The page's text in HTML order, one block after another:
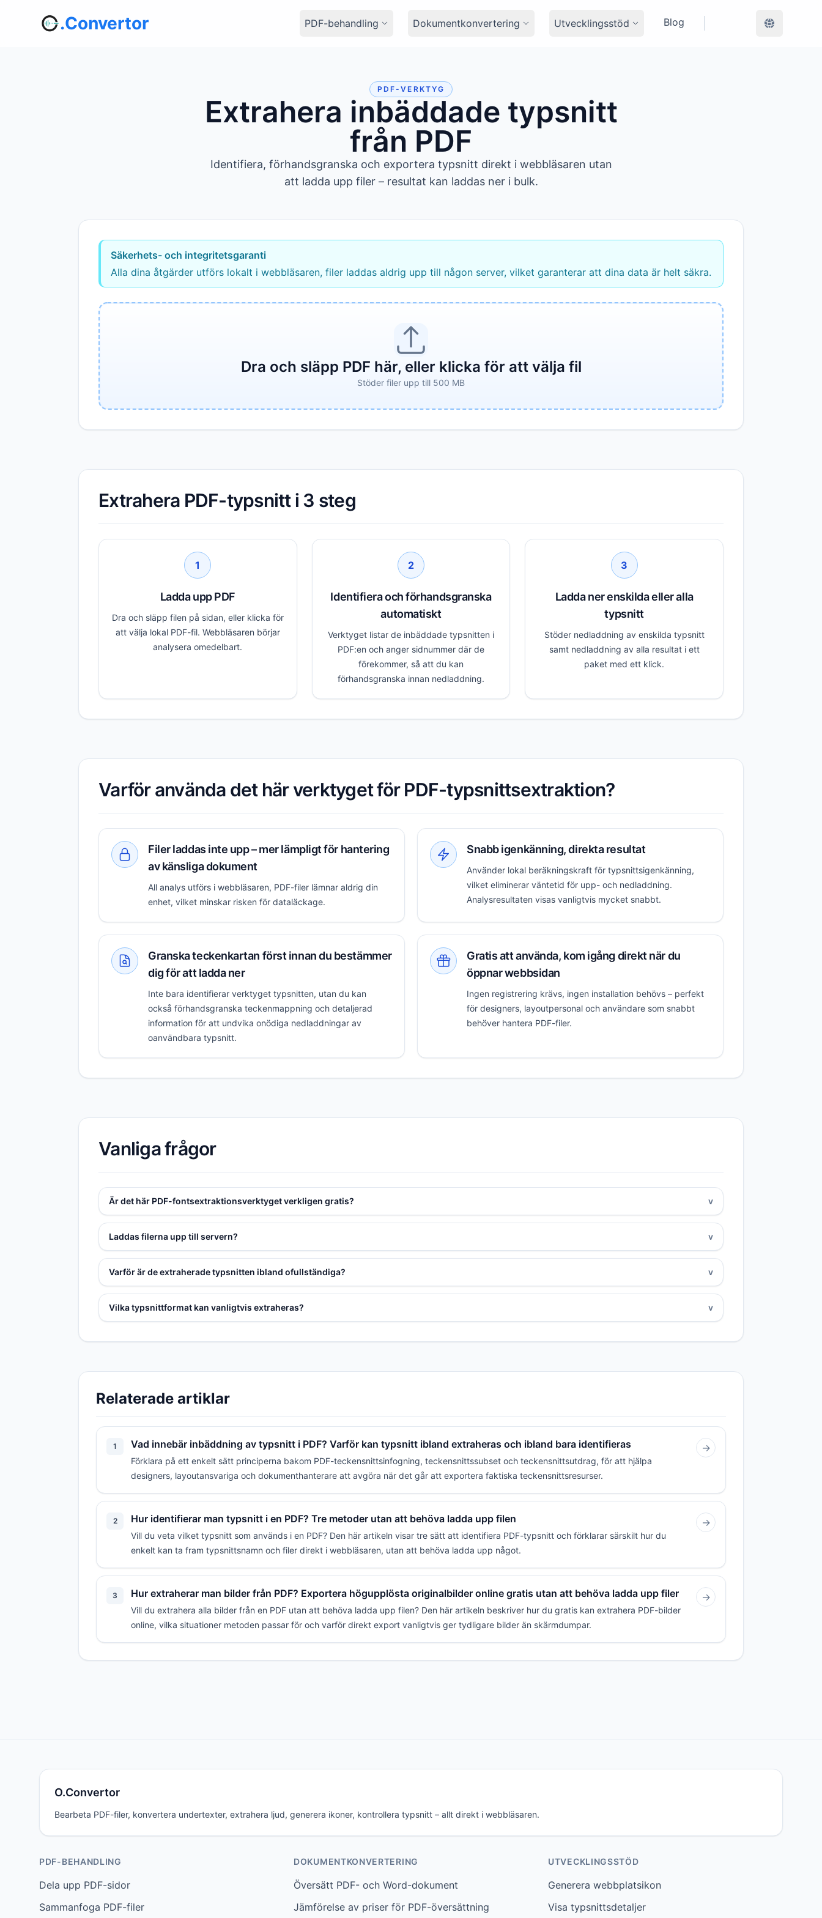
.Convertor PDF-behandling Dokumentkonvertering Utvecklingsstöd Blog
PDF-VERKTYG
Extrahera inbäddade typsnitt
från PDF
Identifiera, förhandsgranska och exportera typsnitt direkt i webbläsaren utan
att ladda upp filer – resultat kan laddas ner i bulk.
Säkerhets- och integritetsgaranti
Alla dina åtgärder utförs lokalt i webbläsaren, filer laddas aldrig upp till någon server, vilket garanterar att dina data är helt säkra.
Dra och släpp PDF här, eller klicka för att välja fil
Stöder filer upp till 500 MB
Extrahera PDF-typsnitt i 3 steg
1
Ladda upp PDF
Dra och släpp filen på sidan, eller klicka för
att välja lokal PDF-fil. Webbläsaren börjar
analysera omedelbart.
2
Identifiera och förhandsgranska
automatiskt
Verktyget listar de inbäddade typsnitten i
PDF:en och anger sidnummer där de
förekommer, så att du kan
förhandsgranska innan nedladdning.
3
Ladda ner enskilda eller alla
typsnitt
Stöder nedladdning av enskilda typsnitt
samt nedladdning av alla resultat i ett
paket med ett klick.
Varför använda det här verktyget för PDF-typsnittsextraktion?
Filer laddas inte upp – mer lämpligt för hantering
av känsliga dokument
All analys utförs i webbläsaren, PDF-filer lämnar aldrig din
enhet, vilket minskar risken för dataläckage.
Snabb igenkänning, direkta resultat
Använder lokal beräkningskraft för typsnittsigenkänning,
vilket eliminerar väntetid för upp- och nedladdning.
Analysresultaten visas vanligtvis mycket snabbt.
Granska teckenkartan först innan du bestämmer
dig för att ladda ner
Inte bara identifierar verktyget typsnitten, utan du kan
också förhandsgranska teckenmappning och detaljerad
information för att undvika onödiga nedladdningar av
oanvändbara typsnitt.
Gratis att använda, kom igång direkt när du
öppnar webbsidan
Ingen registrering krävs, ingen installation behövs – perfekt
för designers, layoutpersonal och användare som snabbt
behöver hantera PDF-filer.
Vanliga frågor
Är det här PDF-fontsextraktionsverktyget verkligen gratis? v
Laddas filerna upp till servern? v
Varför är de extraherade typsnitten ibland ofullständiga? v
Vilka typsnittformat kan vanligtvis extraheras? v
Relaterade artiklar
1 Vad innebär inbäddning av typsnitt i PDF? Varför kan typsnitt ibland extraheras och ibland bara identifieras
Förklara på ett enkelt sätt principerna bakom PDF-teckensnittsinfogning, teckensnittssubset och teckensnittsutdrag, för att hjälpa
designers, layoutansvariga och dokumenthanterare att avgöra när det går att exportera faktiska teckensnittsresurser.
→
2 Hur identifierar man typsnitt i en PDF? Tre metoder utan att behöva ladda upp filen
Vill du veta vilket typsnitt som används i en PDF? Den här artikeln visar tre sätt att identifiera PDF-typsnitt och förklarar särskilt hur du
enkelt kan ta fram typsnittsnamn och filer direkt i webbläsaren, utan att behöva ladda upp något.
→
3 Hur extraherar man bilder från PDF? Exportera högupplösta originalbilder online gratis utan att behöva ladda upp filer
Vill du extrahera alla bilder från en PDF utan att behöva ladda upp filen? Den här artikeln beskriver hur du gratis kan extrahera PDF-bilder
online, vilka situationer metoden passar för och varför direkt export vanligtvis ger tydligare bilder än skärmdumpar.
→
O.Convertor
Bearbeta PDF-filer, konvertera undertexter, extrahera ljud, generera ikoner, kontrollera typsnitt – allt direkt i webbläsaren.
PDF-BEHANDLING
Dela upp PDF-sidor
Sammanfoga PDF-filer
DOKUMENTKONVERTERING
Översätt PDF- och Word-dokument
Jämförelse av priser för PDF-översättning
UTVECKLINGSSTÖD
Generera webbplatsikon
Visa typsnittsdetaljer